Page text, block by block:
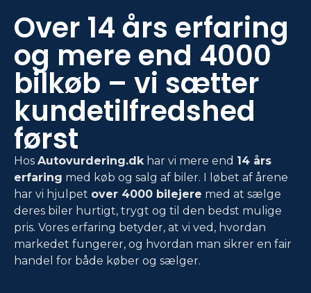
Over 14 års erfaring
og mere end 4000
bilkøb – vi sætter
kundetilfredshed
først
Hos Autovurdering.dkhar vi mere end 14 års
erfaring med køb og salg af biler. I løbet af årene
har vi hjulpet over 4000 bilejere med at sælge
deres biler hurtigt, trygt og til den bedst mulige
pris. Vores erfaring betyder, at vi ved, hvordan
markedet fungerer, og hvordan man sikrer en fair
handel for både køber og sælger.